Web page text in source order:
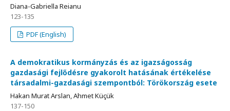
Diana-Gabriella Reianu
123-135
PDF (English)
A demokratikus kormányzás és az igazságosság
gazdasági fejlődésre gyakorolt hatásának értékelése
társadalmi-gazdasági szempontból: Törökország esete
Hakan Murat Arslan, Ahmet Küçük
137-150